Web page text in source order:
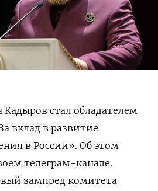
стал обладателем
вклад в развитие
в России». Об этом
телеграм-канале.
зампред комитета